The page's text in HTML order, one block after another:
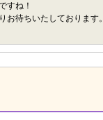
すね！
お待ちいたしております。